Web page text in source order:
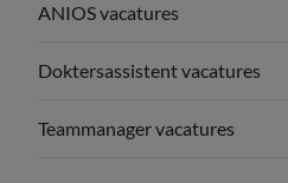
ANIOS vacatures
Doktersassistent vacatures
Teammanager vacatures